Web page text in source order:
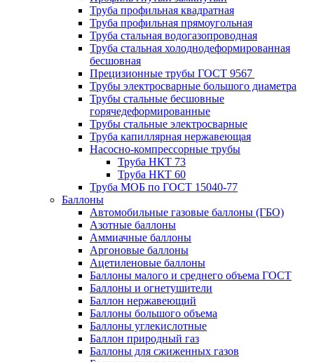
Труба профильная квадратная
Труба профильная прямоугольная
Труба стальная водогазопроводная
Труба стальная холоднодеформированная
бесшовная
Прецизионные трубы ГОСТ 9567
Трубы электросварные большого диаметра
Трубы стальные бесшовные
горячедеформированные
Трубы стальные электросварные
Труба капиллярная нержавеющая
Насосно-компрессорные трубы
Труба НКТ 73
Труба НКТ 60
Труба МОБ по ГОСТ 15040-77
Баллоны
Автомобильные газовые баллоны (ГБО)
Азотные баллоны
Аммиачные баллоны
Аргоновые баллоны
Ацетиленовые баллоны
Баллоны малого и среднего объема ГОСТ
Баллоны и огнетушители
Баллон нержавеющий
Баллоны большого объема
Баллоны углекислотные
Баллон природный газ
Баллоны для сжиженных газов